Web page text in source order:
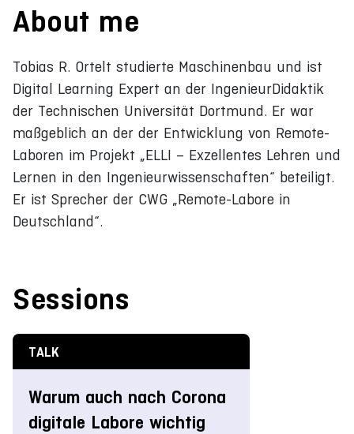
About me
Tobias R. Ortelt studierte Maschinenbau und ist
Digital Learning Expert an der IngenieurDidaktik
der Technischen Universität Dortmund. Er war
maßgeblich an der der Entwicklung von Remote-
Laboren im Projekt „ELLI – Exzellentes Lehren und
Lernen in den Ingenieurwissenschaften“ beteiligt.
Er ist Sprecher der CWG „Remote-Labore in
Deutschland“.
Sessions
TALK
Warum auch nach Corona
digitale Labore wichtig